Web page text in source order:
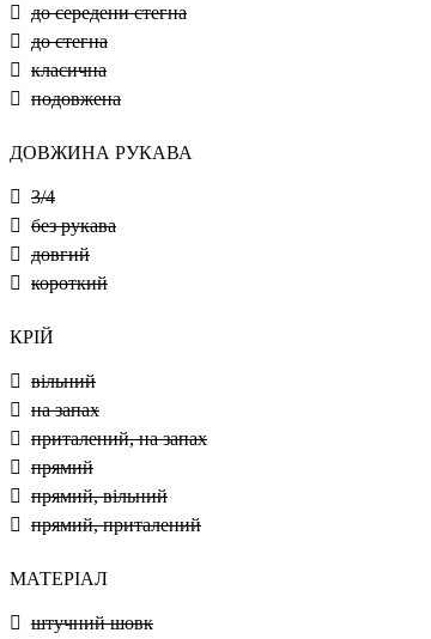
до середени стегна
до стегна
класична
подовжена
ДОВЖИНА РУКАВА
3/4
без рукава
довгий
короткий
КРІЙ
вільний
на запах
приталений, на запах
прямий
прямий, вільний
прямий, приталений
МАТЕРІАЛ
штучний шовк